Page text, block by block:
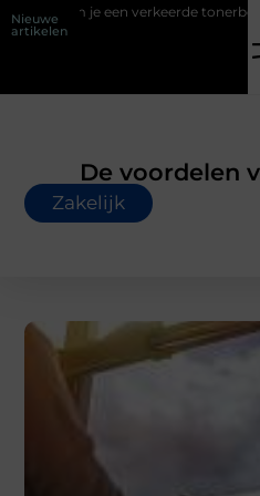
Nieuwe
artikelen
verkeerde tonerbestelling bij HP
De voordelen
Zakelijk